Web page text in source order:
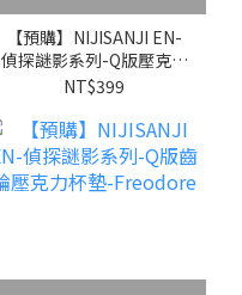
【預購】NIJISANJI EN-
偵探謎影系列-Q版壓克力
場景立牌-Freodore
NT$399